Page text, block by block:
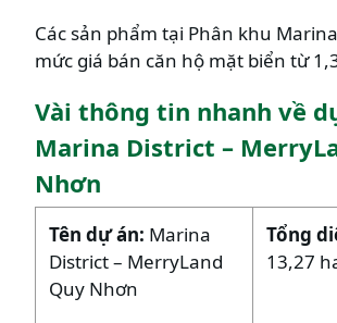
Các sản phẩm tại Phân khu
mức giá bán căn hộ mặt biển từ
Vài thông tin nhanh về
Marina District –
Nhơn
Tên dự án: Marina
District – MerryLand
Quy Nhơn
Tổng
13,27